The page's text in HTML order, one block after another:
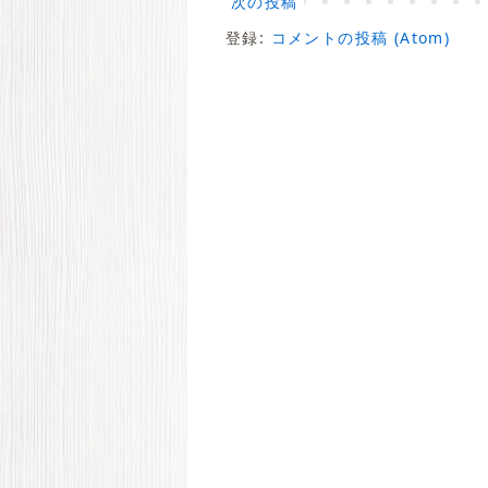
登録: コメントの投稿 (Atom)